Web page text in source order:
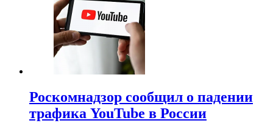
Роскомнадзор сообщил о падении
трафика YouTube в России